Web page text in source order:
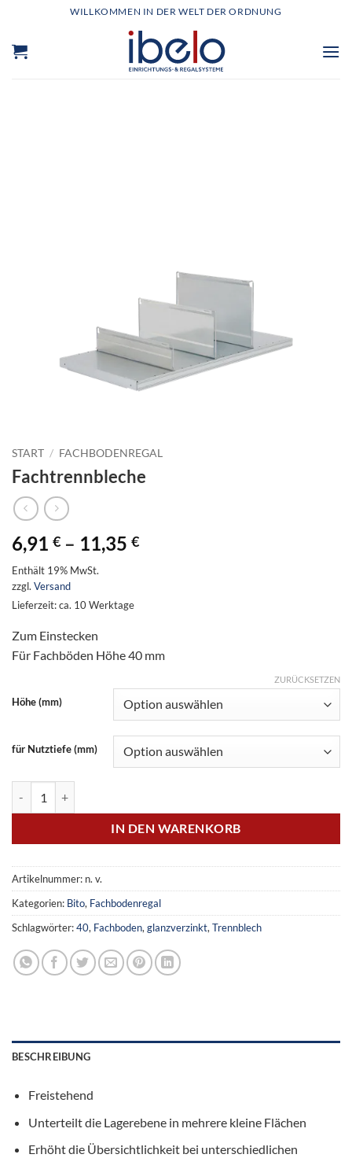
springen
WILLKOMMEN IN DER WELT DER ORDNUNG
START / FACHBODENREGAL
Fachtrennbleche
6,91 € – 11,35 €Preisspanne:
Enthält 19% MwSt.
zzgl. Versand
Lieferzeit: ca. 10 Werktage
Zum Einstecken
Für Fachböden Höhe 40 mm
Höhe (mm)
für Nutztiefe (mm)
ZURÜCKSETZEN
IN DEN WARENKORB
Artikelnummer: n. v.
Kategorien: Bito, Fachbodenregal
Schlagwörter:40, Fachboden,glanzverzinkt,Trennblech
BESCHREIBUNG
Freistehend
Unterteilt die Lagerebene in mehrere kleine Flächen
Erhöht die Übersichtlichkeit bei unterschiedlichen